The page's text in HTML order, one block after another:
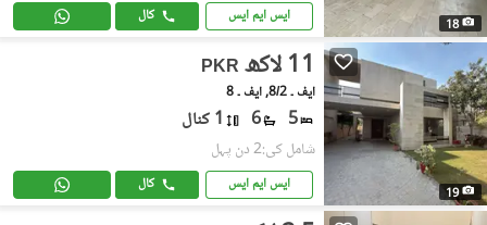
18 ایس ایم ایس کال
19
PKR 11 لاکھ
ایف ۔ 8/2, ایف ۔ 8
5
6 1 کنال
شامل کی:2 دن پہل
ایس ایم ایس کال